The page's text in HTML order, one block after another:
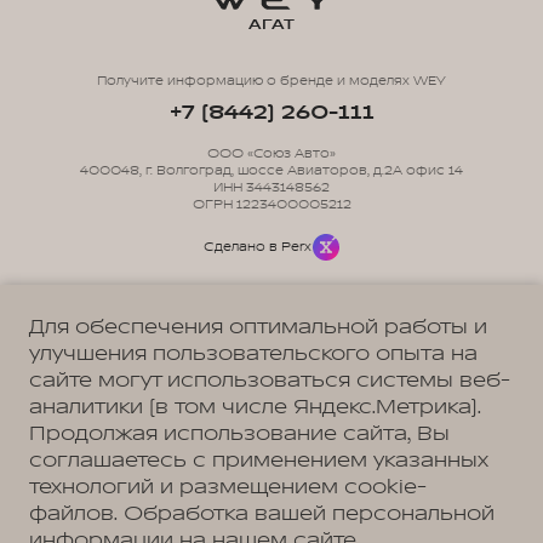
Политика обработки персональных данных
Согласие на коммуникацию
Согласие на предоставление персональных данных третьим лицам
Согласие на обработку ПД
АГАТ
Получите информацию о бренде и моделях WEY
+7 (8442) 260-111
ООО «Союз Авто»
400048, г. Волгоград, шоссе Авиаторов, д.2А офис 14
ИНН 3443148562
ОГРН 1223400005212
Сделано в Perx
Для обеспечения оптимальной работы и
улучшения пользовательского опыта на
сайте могут использоваться системы веб-
аналитики (в том числе Яндекс.Метрика).
Продолжая использование сайта, Вы
соглашаетесь с применением указанных
технологий и размещением cookie-
файлов. Обработка вашей персональной